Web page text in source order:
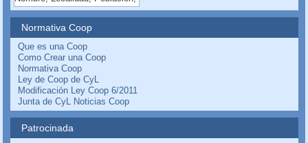
Normativa Coop
Que es una Coop
Como Crear una Coop
Normativa Coop
Ley de Coop de CyL
Modificación Ley Coop 6/2011
Junta de CyL Noticias Coop
Patrocinada